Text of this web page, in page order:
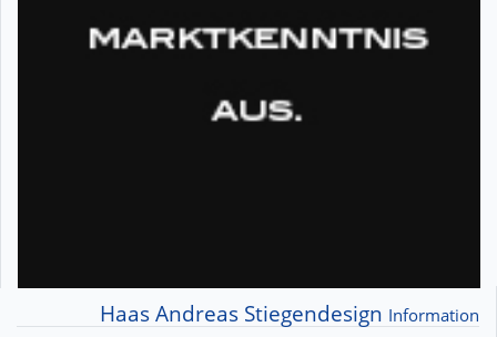
Haas Andreas Stiegendesign Information